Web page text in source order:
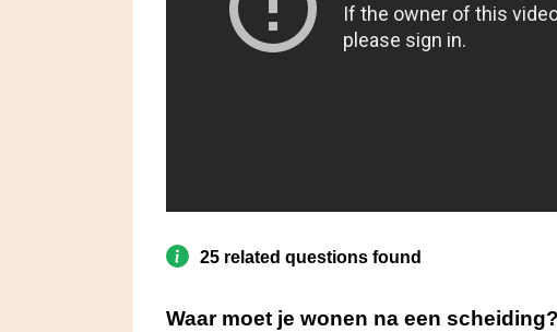
25 related questions found
Waar moet je wonen na een scheiding?